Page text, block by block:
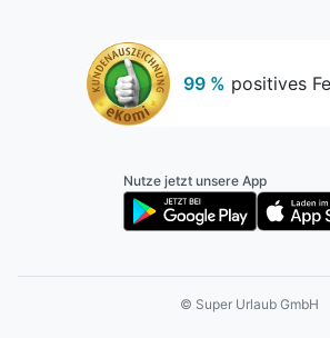
99 % positives
Nutze jetzt unsere App
© Super Urlaub GmbH